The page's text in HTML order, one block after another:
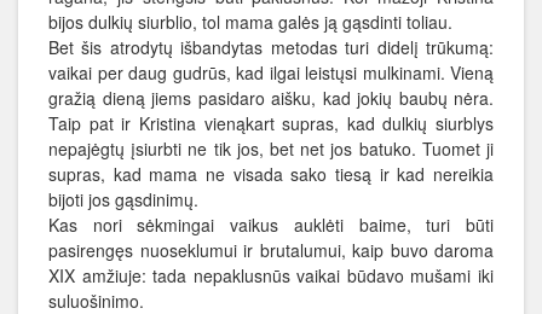
bijos dulkių siurblio, tol mama galės ją gąsdinti toliau.
Bet šis atrodytų išbandytas metodas turi didelį trūkumą:
vaikai per daug gudrūs, kad ilgai leistųsi mulkinami. Vieną
gražią dieną jiems pasidaro aišku, kad jokių baubų nėra.
Taip pat ir Kristina vienąkart supras, kad dulkių siurblys
nepajėgtų įsiurbti ne tik jos, bet net jos batuko. Tuomet ji
supras, kad mama ne visada sako tiesą ir kad nereikia
bijoti jos gąsdinimų.
Kas nori sėkmingai vaikus auklėti baime, turi būti
pasirengęs nuoseklumui ir brutalumui, kaip buvo daroma
XIX amžiuje: tada nepaklusnūs vaikai būdavo mušami iki
suluošinimo.